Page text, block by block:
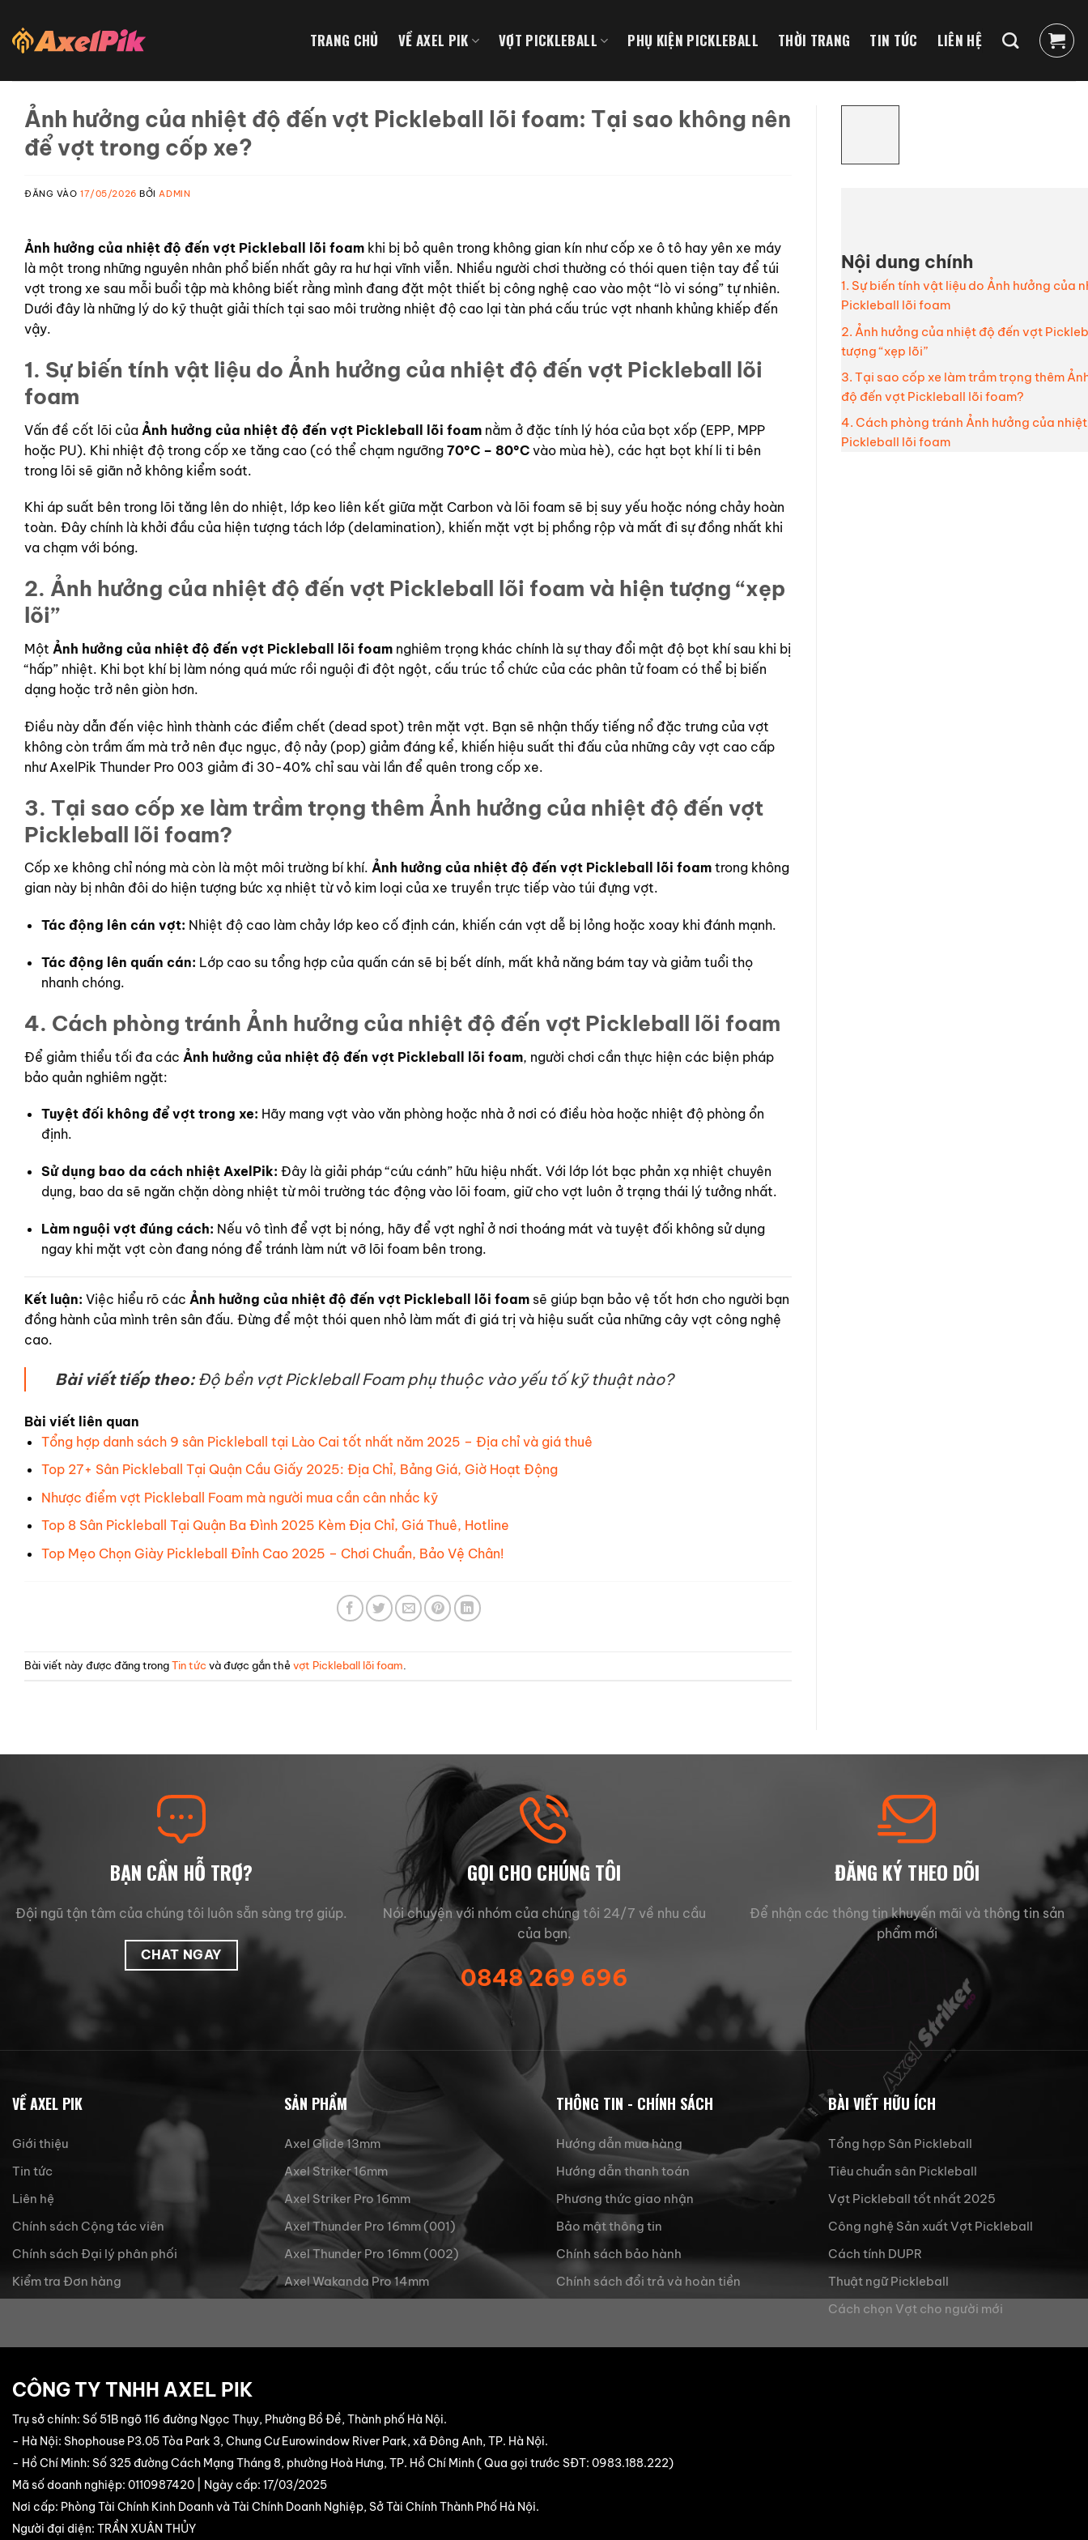
qua
nội
TRANG CHỦ VỀ AXEL PIK VỢT PICKLEBALL PHỤ KIỆN PICKLEBALL THỜI TRANG TIN TỨC LIÊN HỆ
Ảnh hưởng của nhiệt độ đến vợt Pickleball lõi foam: Tại sao không nên
để vợt trong cốp xe?
ĐĂNG VÀO17/05/2026 BỞIADMIN
Ảnh hưởng của nhiệt độ đến vợt Pickleball lõi foam khi bị bỏ quên trong không gian kín như cốp xe ô tô hay yên xe máy
là một trong những nguyên nhân phổ biến nhất gây ra hư hại vĩnh viễn. Nhiều người chơi thường có thói quen tiện tay để túi
vợt trong xe sau mỗi buổi tập mà không biết rằng mình đang đặt một thiết bị công nghệ cao vào một “lò vi sóng” tự nhiên.
Dưới đây là những lý do kỹ thuật giải thích tại sao môi trường nhiệt độ cao lại tàn phá cấu trúc vợt nhanh khủng khiếp đến
vậy.
1. Sự biến tính vật liệu do Ảnh hưởng của nhiệt độ đến vợt Pickleball lõi
foam
Vấn đề cốt lõi của Ảnh hưởng của nhiệt độ đến vợt Pickleball lõi foam nằm ở đặc tính lý hóa của bọt xốp (EPP, MPP
hoặc PU). Khi nhiệt độ trong cốp xe tăng cao (có thể chạm ngưỡng 70°C – 80°C vào mùa hè), các hạt bọt khí li ti bên
trong lõi sẽ giãn nở không kiểm soát.
Khi áp suất bên trong lõi tăng lên do nhiệt, lớp keo liên kết giữa mặt Carbon và lõi foam sẽ bị suy yếu hoặc nóng chảy hoàn
toàn. Đây chính là khởi đầu của hiện tượng tách lớp (delamination), khiến mặt vợt bị phồng rộp và mất đi sự đồng nhất khi
va chạm với bóng.
2. Ảnh hưởng của nhiệt độ đến vợt Pickleball lõi foam và hiện tượng “xẹp
lõi”
Một Ảnh hưởng của nhiệt độ đến vợt Pickleball lõi foam nghiêm trọng khác chính là sự thay đổi mật độ bọt khí sau khi bị
“hấp” nhiệt. Khi bọt khí bị làm nóng quá mức rồi nguội đi đột ngột, cấu trúc tổ chức của các phân tử foam có thể bị biến
dạng hoặc trở nên giòn hơn.
Điều này dẫn đến việc hình thành các điểm chết (dead spot) trên mặt vợt. Bạn sẽ nhận thấy tiếng nổ đặc trưng của vợt
không còn trầm ấm mà trở nên đục ngục, độ nảy (pop) giảm đáng kể, khiến hiệu suất thi đấu của những cây vợt cao cấp
như AxelPik Thunder Pro 003 giảm đi 30-40% chỉ sau vài lần để quên trong cốp xe.
3. Tại sao cốp xe làm trầm trọng thêm Ảnh hưởng của nhiệt độ đến vợt
Pickleball lõi foam?
Cốp xe không chỉ nóng mà còn là một môi trường bí khí. Ảnh hưởng của nhiệt độ đến vợt Pickleball lõi foam trong không
gian này bị nhân đôi do hiện tượng bức xạ nhiệt từ vỏ kim loại của xe truyền trực tiếp vào túi đựng vợt.
Tác động lên cán vợt: Nhiệt độ cao làm chảy lớp keo cố định cán, khiến cán vợt dễ bị lỏng hoặc xoay khi đánh mạnh.
Tác động lên quấn cán: Lớp cao su tổng hợp của quấn cán sẽ bị bết dính, mất khả năng bám tay và giảm tuổi thọ
nhanh chóng.
4. Cách phòng tránh Ảnh hưởng của nhiệt độ đến vợt Pickleball lõi foam
Để giảm thiểu tối đa các Ảnh hưởng của nhiệt độ đến vợt Pickleball lõi foam, người chơi cần thực hiện các biện pháp
bảo quản nghiêm ngặt:
Tuyệt đối không để vợt trong xe: Hãy mang vợt vào văn phòng hoặc nhà ở nơi có điều hòa hoặc nhiệt độ phòng ổn
định.
Sử dụng bao da cách nhiệt AxelPik: Đây là giải pháp “cứu cánh” hữu hiệu nhất. Với lớp lót bạc phản xạ nhiệt chuyên
dụng, bao da sẽ ngăn chặn dòng nhiệt từ môi trường tác động vào lõi foam, giữ cho vợt luôn ở trạng thái lý tưởng nhất.
Làm nguội vợt đúng cách: Nếu vô tình để vợt bị nóng, hãy để vợt nghỉ ở nơi thoáng mát và tuyệt đối không sử dụng
ngay khi mặt vợt còn đang nóng để tránh làm nứt vỡ lõi foam bên trong.
Kết luận: Việc hiểu rõ các Ảnh hưởng của nhiệt độ đến vợt Pickleball lõi foam sẽ giúp bạn bảo vệ tốt hơn cho người bạn
đồng hành của mình trên sân đấu. Đừng để một thói quen nhỏ làm mất đi giá trị và hiệu suất của những cây vợt công nghệ
cao.
Bài viết tiếp theo: Độ bền vợt Pickleball Foam phụ thuộc vào yếu tố kỹ thuật nào?
Bài viết liên quan
Tổng hợp danh sách 9 sân Pickleball tại Lào Cai tốt nhất năm 2025 – Địa chỉ và giá thuê
Top 27+ Sân Pickleball Tại Quận Cầu Giấy 2025: Địa Chỉ, Bảng Giá, Giờ Hoạt Động
Nhược điểm vợt Pickleball Foam mà người mua cần cân nhắc kỹ
Top 8 Sân Pickleball Tại Quận Ba Đình 2025 Kèm Địa Chỉ, Giá Thuê, Hotline
Top Mẹo Chọn Giày Pickleball Đỉnh Cao 2025 – Chơi Chuẩn, Bảo Vệ Chân!
Bài viết này được đăng trongTin tức và được gắn thẻ vợt Pickleball lõi foam.
Nội dung chính
1. Sự biến tính vật liệu do Ảnh hưởng của
Pickleball lõi foam
2. Ảnh hưởng của nhiệt độ đến vợt
tượng “xẹp lõi”
3. Tại sao cốp xe làm trầm trọng thêm
độ đến vợt Pickleball lõi foam?
4. Cách phòng tránh Ảnh hưởng của
Pickleball lõi foam
BẠN CẦN HỖ TRỢ?
Đội ngũ tận tâm của chúng tôi luôn sẵn sàng trợ giúp.
CHAT NGAY
GỌI CHO CHÚNG TÔI
Nói chuyện với nhóm của chúng tôi 24/7 về nhu cầu
của bạn.
0848 269 696
ĐĂNG KÝ THEO DÕI
Để nhận các thông tin khuyến mãi và thông tin sản
phẩm mới
VỀ AXEL PIK
Giới thiệu
Tin tức
Liên hệ
Chính sách Cộng tác viên
Chính sách Đại lý phân phối
Kiểm tra Đơn hàng
SẢN PHẨM
Axel Glide 13mm
Axel Striker 16mm
Axel Striker Pro 16mm
Axel Thunder Pro 16mm (001)
Axel Thunder Pro 16mm (002)
Axel Wakanda Pro 14mm
THÔNG TIN - CHÍNH SÁCH
Hướng dẫn mua hàng
Hướng dẫn thanh toán
Phương thức giao nhận
Bảo mật thông tin
Chính sách bảo hành
Chính sách đổi trả và hoàn tiền
BÀI VIẾT HỮU ÍCH
Tổng hợp Sân Pickleball
Tiêu chuẩn sân Pickleball
Vợt Pickleball tốt nhất 2025
Công nghệ Sản xuất Vợt Pickleball
Cách tính DUPR
Thuật ngữ Pickleball
Cách chọn Vợt cho người mới
CÔNG TY TNHH AXEL PIK
Trụ sở chính: Số 51B ngõ 116 đường Ngọc Thụy, Phường Bồ Đề, Thành phố Hà Nội.
- Hà Nội: Shophouse P3.05 Tòa Park 3, Chung Cư Eurowindow River Park, xã Đông Anh, TP. Hà Nội.
- Hồ Chí Minh: Số 325 đường Cách Mạng Tháng 8, phường Hoà Hưng, TP. Hồ Chí Minh ( Qua gọi trước SĐT: 0983.188.222)
Mã số doanh nghiệp: 0110987420 | Ngày cấp: 17/03/2025
Nơi cấp: Phòng Tài Chính Kinh Doanh và Tài Chính Doanh Nghiệp, Sở Tài Chính Thành Phố Hà Nội.
Người đại diện: TRẦN XUÂN THỦY